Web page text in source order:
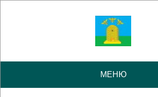
МЕНЮ